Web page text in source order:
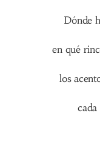
Dónde
en qué
los